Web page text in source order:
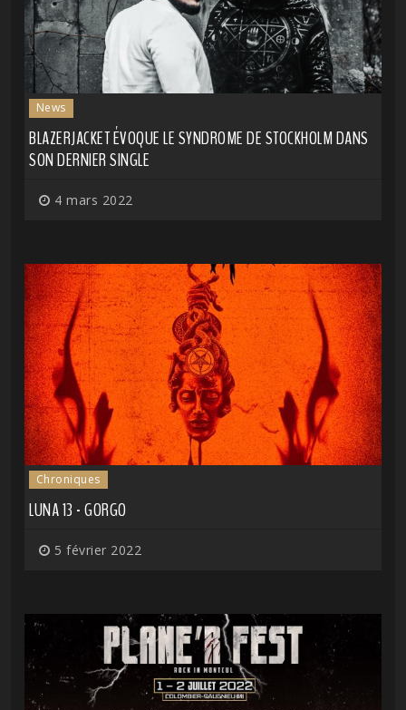
News
BLAZERJACKET ÉVOQUE LE SYNDROME DE STOCKHOLM DANS
SON DERNIER SINGLE
4 mars 2022
Chroniques
LUNA 13 - GORGO
5 février 2022